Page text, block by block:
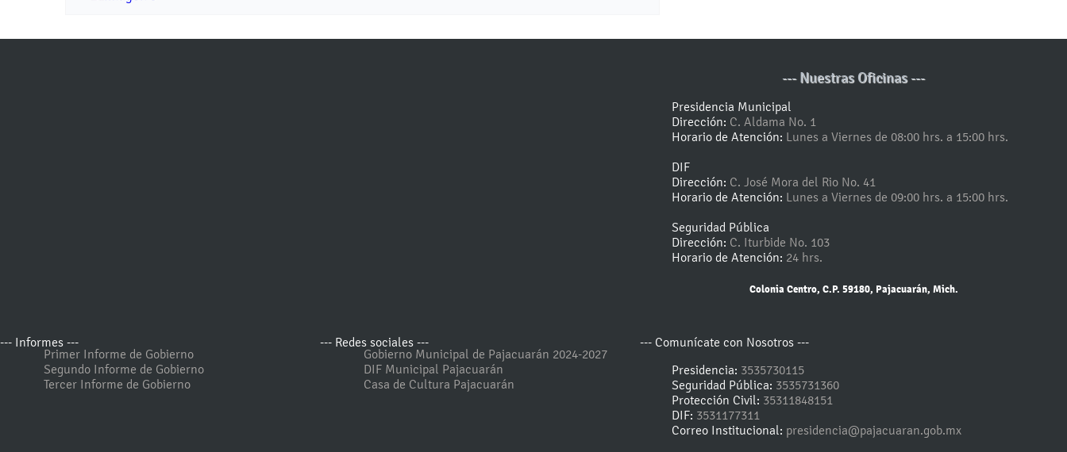
--- Nuestras Oficinas ---
Presidencia Municipal
Dirección: C. Aldama No. 1
Horario de Atención: Lunes a Viernes de 08:00 hrs. a 15:00 hrs.
DIF
Dirección: C. José Mora del Rio No. 41
Horario de Atención: Lunes a Viernes de 09:00 hrs. a 15:00 hrs.
Seguridad Pública
Dirección: C. Iturbide No. 103
Horario de Atención: 24 hrs.
Colonia Centro, C.P. 59180, Pajacuarán, Mich.
--- Informes ---
Primer Informe de Gobierno
Segundo Informe de Gobierno
Tercer Informe de Gobierno
--- Redes sociales ---
Gobierno Municipal de Pajacuarán 2024-2027
DIF Municipal Pajacuarán
Casa de Cultura Pajacuarán
--- Comunícate con Nosotros ---
Presidencia: 3535730115
Seguridad Pública: 3535731360
Protección Civil: 35311848151
DIF: 3531177311
Correo Institucional: presidencia@pajacuaran.gob.mx